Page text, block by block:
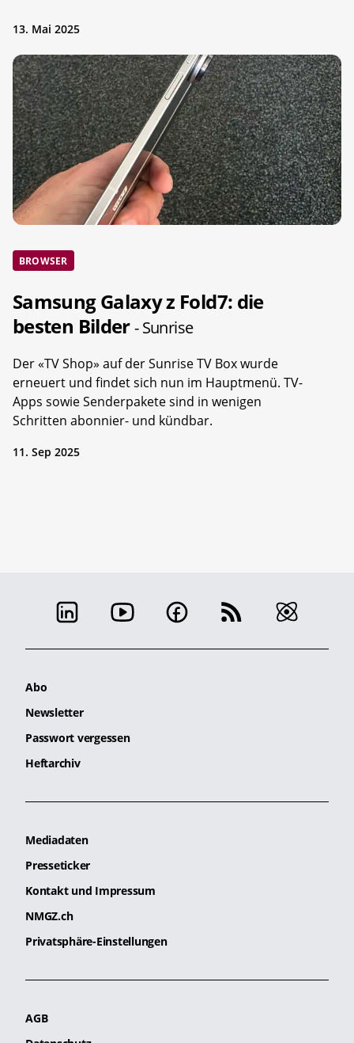
13. Mai 2025
BROWSER
Samsung Galaxy z Fold7: die
besten Bilder- Sunrise
Der «TV Shop» auf der Sunrise TV Box wurde
erneuert und findet sich nun im Hauptmenü. TV-
Apps sowie Senderpakete sind in wenigen
Schritten abonnier- und kündbar.
11. Sep 2025
Abo
Newsletter
Passwort vergessen
Heftarchiv
Mediadaten
Presseticker
Kontakt und Impressum
NMGZ.ch
Privatsphäre-Einstellungen
AGB